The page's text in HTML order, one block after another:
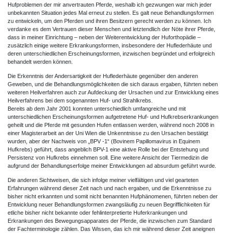
Hufproblemen der mir anvertrauten Pferde, weshalb ich gezwungen war mich jeder
unbekannten Situation jedes Mal erneut zu stellen. Es galt neue Behandlungsformen
zu entwickeln, um den Pferden und ihren Besitzern gerecht werden zu können. Ich
verdanke es dem Vertrauen dieser Menschen und letztendlich der Nöte ihrer Pferde,
dass in meiner Einrichtung – neben der Weiterentwicklung der Huforthopädie –
zusätzlich einige weitere Erkrankungsformen, insbesondere der Huflederhäute und
deren unterschiedlichen Erscheinungsformen, inzwischen begründet und erfolgreich
behandelt werden können.
Die Erkenntnis der Andersartigkeit der Huflederhäute gegenüber den anderen
Geweben, und die Behandlungsmöglichkeiten die sich daraus ergaben, führten neben
weiteren Heilverfahren auch zur Aufdeckung der Ursachen und zur Entwicklung eines
Heilverfahrens bei dem sogenannten Huf- und Strahlkrebs.
Bereits ab dem Jahr 2001 konnten unterschiedlich umfangreiche und mit
unterschiedlichen Erscheinungsformen aufgetretene Huf- und Hufkrebserkrankungen
geheilt und die Pferde mit gesunden Hufen entlassen werden, während noch 2008 in
einer Magisterarbeit an der Uni Wien die Unkenntnisse zu den Ursachen bestätigt
wurden, aber der Nachweis von „BPV -1“ (Bovinem Papillomavirus in Equinem
Hufkrebs) geführt, dass angeblich BPV-1 eine aktive Rolle bei der Entstehung und
Persistenz von Hufkrebs einnehmen soll. Eine weitere Ansicht der Tiermedizin die
aufgrund der Behandlungserfolge meiner Entwicklungen ad absurdum geführt wurde.
Die anderen Sichtweisen, die sich infolge meiner vielfältigen und viel gearteten
Erfahrungen während dieser Zeit nach und nach ergaben, und die Erkenntnisse zu
bisher nicht erkannten und somit nicht benannten Hufphänomenen, führten neben der
Entwicklung neuer Behandlungsformen zwangsläufig zu neuen Begrifflichkeiten für
etliche bisher nicht bekannte oder fehlinterpretierte Huferkrankungen und
Erkrankungen des Bewegungsapparates der Pferde, die inzwischen zum Standard
der Fachterminologie zählen. Das Wissen, das ich mir während dieser Zeit aneignen